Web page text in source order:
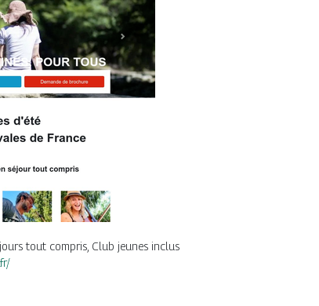
tout compris, Club jeunes inclus